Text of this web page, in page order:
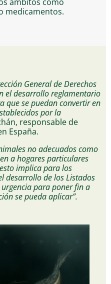
medicamentos.
General de Derechos
el desarrollo reglamentario
que se puedan convertir en
por la
responsable de
España.
no adecuados como
a hogares particulares
implica para los
desarrollo de los Listados
para poner fin a
se pueda aplicar”.